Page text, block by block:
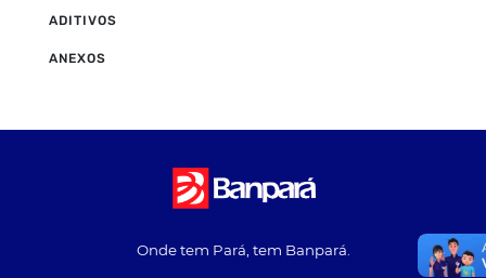
ADITIVOS
ANEXOS
Onde tem Pará, tem Banpará.